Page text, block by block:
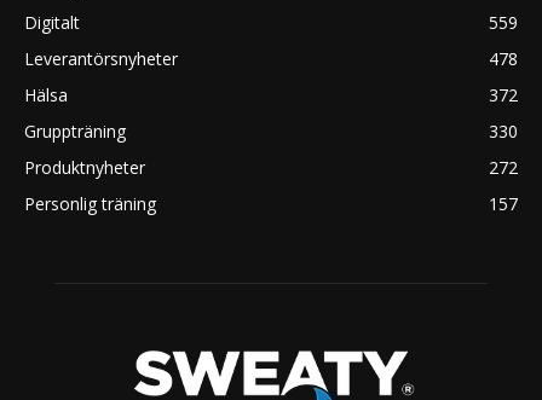
Digitalt
559
Leverantörsnyheter
478
Hälsa
372
Gruppträning
330
Produktnyheter
272
Personlig träning
157